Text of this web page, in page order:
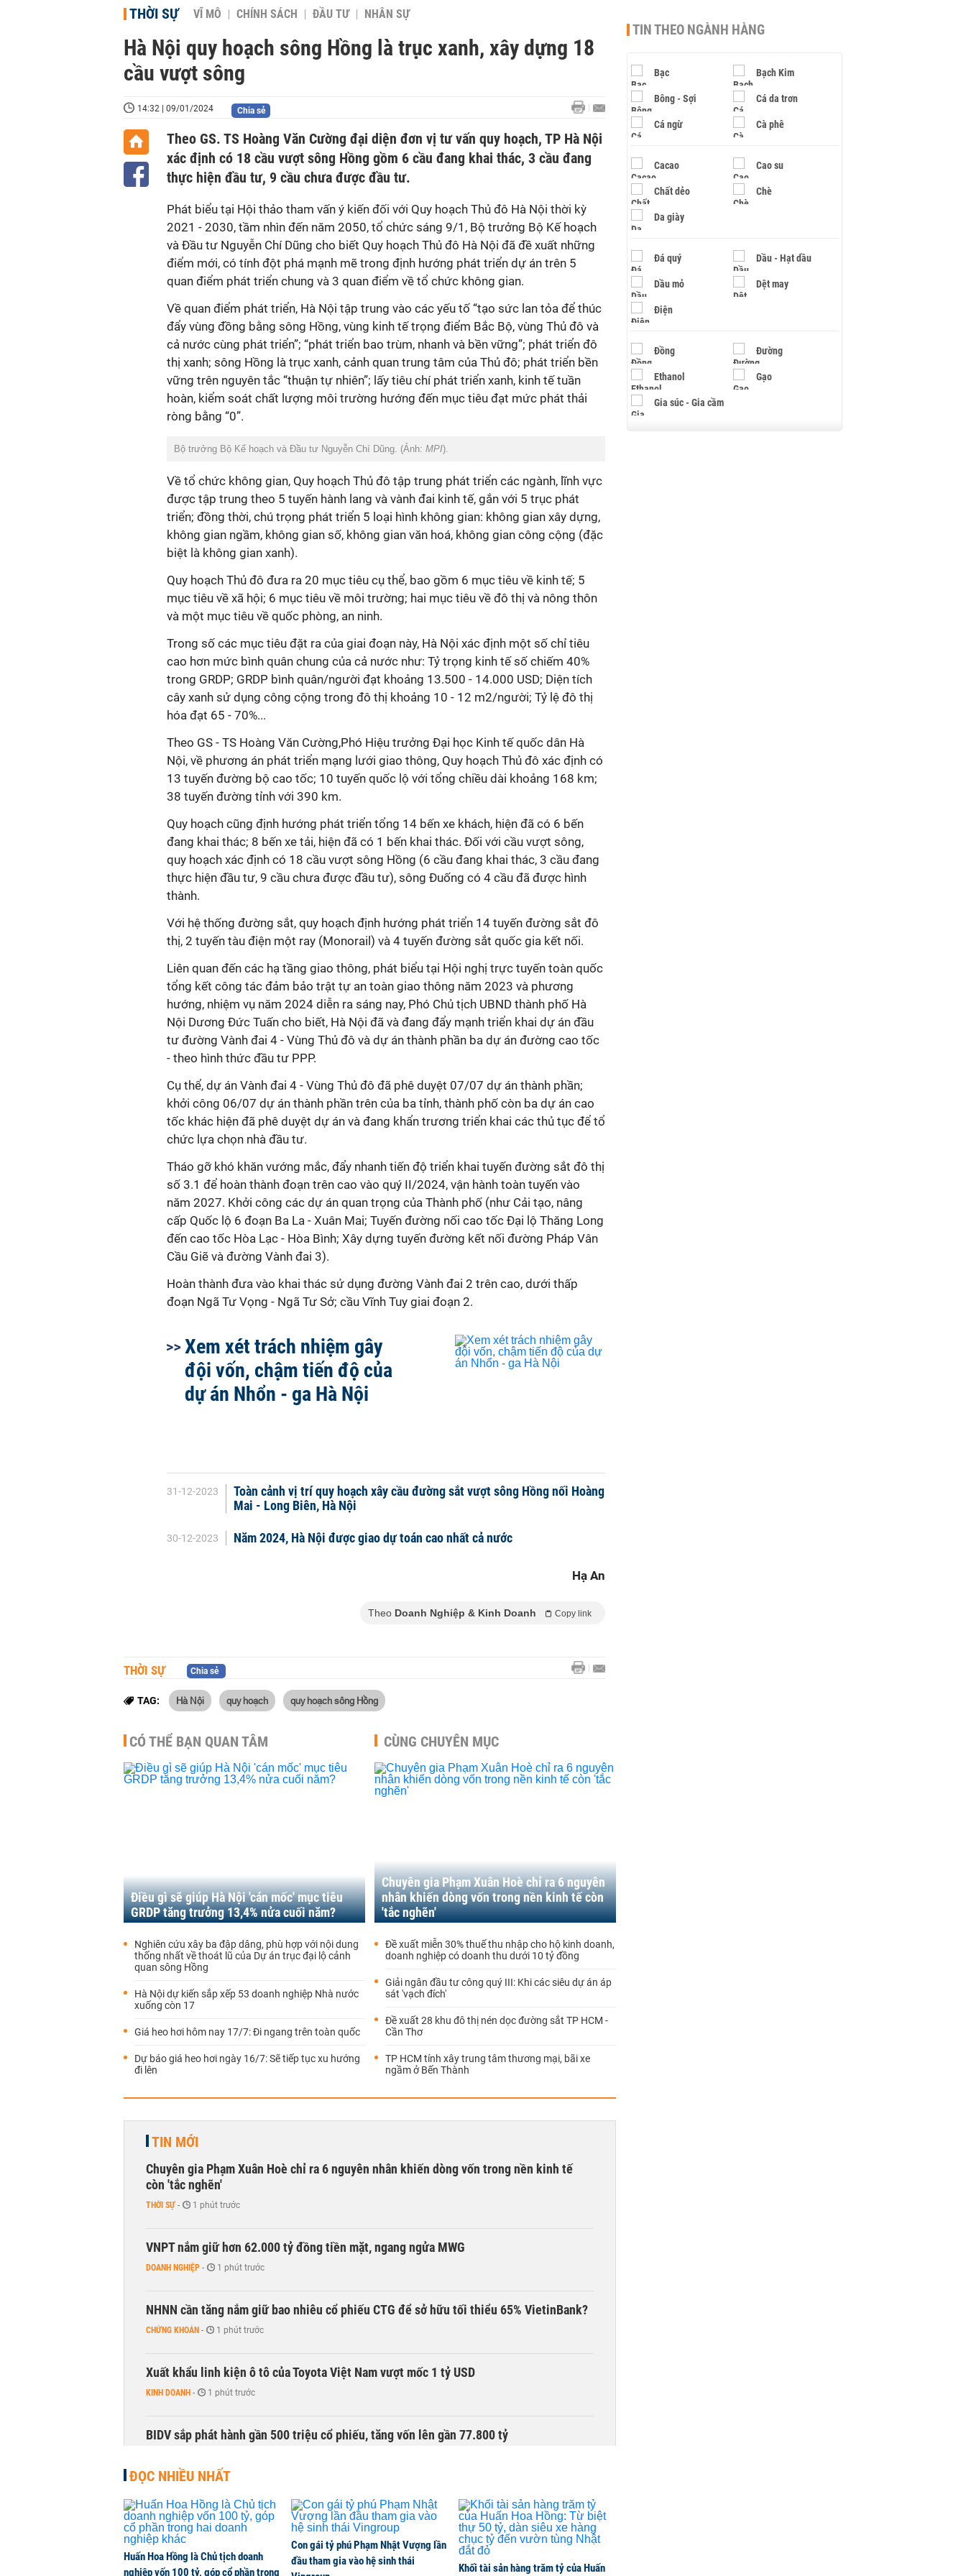
THỜI SỰ VĨ MÔ CHÍNH SÁCH ĐẦU TƯ NHÂN SỰ
Hà Nội quy hoạch sông Hồng là trục xanh, xây dựng 18
cầu vượt sông
14:32 | 09/01/2024 Chia sẻ
Theo GS. TS Hoàng Văn Cường đại diện đơn vị tư vấn quy hoạch, TP Hà Nội
xác định có 18 cầu vượt sông Hồng gồm 6 cầu đang khai thác, 3 cầu đang
thực hiện đầu tư, 9 cầu chưa được đầu tư.
Phát biểu tại Hội thảo tham vấn ý kiến đối với Quy hoạch Thủ đô Hà Nội thời kỳ
2021 - 2030, tầm nhìn đến năm 2050, tổ chức sáng 9/1, Bộ trưởng Bộ Kế hoạch
và Đầu tư Nguyễn Chí Dũng cho biết Quy hoạch Thủ đô Hà Nội đã đề xuất những
điểm mới, có tính đột phá mạnh mẽ trong định hướng phát triển dự án trên 5
quan điểm phát triển chung và 3 quan điểm về tổ chức không gian.
Về quan điểm phát triển, Hà Nội tập trung vào các yếu tố “tạo sức lan tỏa để thúc
đẩy vùng đồng bằng sông Hồng, vùng kinh tế trọng điểm Bắc Bộ, vùng Thủ đô và
cả nước cùng phát triển”; “phát triển bao trùm, nhanh và bền vững”; phát triển đô
thị xanh; sông Hồng là trục xanh, cảnh quan trung tâm của Thủ đô; phát triển bền
vững trên nguyên tắc “thuận tự nhiên”; lấy tiêu chí phát triển xanh, kinh tế tuần
hoàn, kiểm soát chất lượng môi trường hướng đến mục tiêu đạt mức phát thải
ròng bằng “0”.
Bộ trưởng Bộ Kế hoạch và Đầu tư Nguyễn Chí Dũng. (Ảnh: MPI).
Về tổ chức không gian, Quy hoạch Thủ đô tập trung phát triển các ngành, lĩnh vực
được tập trung theo 5 tuyến hành lang và vành đai kinh tế, gắn với 5 trục phát
triển; đồng thời, chú trọng phát triển 5 loại hình không gian: không gian xây dựng,
không gian ngầm, không gian số, không gian văn hoá, không gian công cộng (đặc
biệt là không gian xanh).
Quy hoạch Thủ đô đưa ra 20 mục tiêu cụ thể, bao gồm 6 mục tiêu về kinh tế; 5
mục tiêu về xã hội; 6 mục tiêu về môi trường; hai mục tiêu về đô thị và nông thôn
và một mục tiêu về quốc phòng, an ninh.
Trong số các mục tiêu đặt ra của giai đoạn này, Hà Nội xác định một số chỉ tiêu
cao hơn mức bình quân chung của cả nước như: Tỷ trọng kinh tế số chiếm 40%
trong GRDP; GRDP bình quân/người đạt khoảng 13.500 - 14.000 USD; Diện tích
cây xanh sử dụng công cộng trong đô thị khoảng 10 - 12 m2/người; Tỷ lệ đô thị
hóa đạt 65 - 70%...
Theo GS - TS Hoàng Văn Cường,Phó Hiệu trưởng Đại học Kinh tế quốc dân Hà
Nội, về phương án phát triển mạng lưới giao thông, Quy hoạch Thủ đô xác định có
13 tuyến đường bộ cao tốc; 10 tuyến quốc lộ với tổng chiều dài khoảng 168 km;
38 tuyến đường tỉnh với 390 km.
Quy hoạch cũng định hướng phát triển tổng 14 bến xe khách, hiện đã có 6 bến
đang khai thác; 8 bến xe tải, hiện đã có 1 bến khai thác. Đối với cầu vượt sông,
quy hoạch xác định có 18 cầu vượt sông Hồng (6 cầu đang khai thác, 3 cầu đang
thực hiện đầu tư, 9 cầu chưa được đầu tư), sông Đuống có 4 cầu đã được hình
thành.
Với hệ thống đường sắt, quy hoạch định hướng phát triển 14 tuyến đường sắt đô
thị, 2 tuyến tàu điện một ray (Monorail) và 4 tuyến đường sắt quốc gia kết nối.
Liên quan đến các hạ tầng giao thông, phát biểu tại Hội nghị trực tuyến toàn quốc
tổng kết công tác đảm bảo trật tự an toàn giao thông năm 2023 và phương
hướng, nhiệm vụ năm 2024 diễn ra sáng nay, Phó Chủ tịch UBND thành phố Hà
Nội Dương Đức Tuấn cho biết, Hà Nội đã và đang đẩy mạnh triển khai dự án đầu
tư đường Vành đai 4 - Vùng Thủ đô và dự án thành phần ba dự án đường cao tốc
- theo hình thức đầu tư PPP.
Cụ thể, dự án Vành đai 4 - Vùng Thủ đô đã phê duyệt 07/07 dự án thành phần;
khởi công 06/07 dự án thành phần trên của ba tỉnh, thành phố còn ba dự án cao
tốc khác hiện đã phê duyệt dự án và đang khẩn trương triển khai các thủ tục để tổ
chức lựa chọn nhà đầu tư.
Tháo gỡ khó khăn vướng mắc, đẩy nhanh tiến độ triển khai tuyến đường sắt đô thị
số 3.1 để hoàn thành đoạn trên cao vào quý II/2024, vận hành toàn tuyến vào
năm 2027. Khởi công các dự án quan trọng của Thành phố (như Cải tạo, nâng
cấp Quốc lộ 6 đoạn Ba La - Xuân Mai; Tuyến đường nối cao tốc Đại lộ Thăng Long
đến cao tốc Hòa Lạc - Hòa Bình; Xây dựng tuyến đường kết nối đường Pháp Vân
Cầu Giẽ và đường Vành đai 3).
Hoàn thành đưa vào khai thác sử dụng đường Vành đai 2 trên cao, dưới thấp
đoạn Ngã Tư Vọng - Ngã Tư Sở; cầu Vĩnh Tuy giai đoạn 2.
Xem xét trách nhiệm gây
đội vốn, chậm tiến độ của
dự án Nhổn - ga Hà Nội
31-12-2023
Toàn cảnh vị trí quy hoạch xây cầu đường sắt vượt sông Hồng nối Hoàng
Mai - Long Biên, Hà Nội
30-12-2023 Năm 2024, Hà Nội được giao dự toán cao nhất cả nước
Hạ An
Theo Doanh Nghiệp & Kinh Doanh Copy link
THỜI SỰ Chia sẻ
TAG: Hà Nội quy hoạch quy hoạch sông Hồng
CÓ THỂ BẠN QUAN TÂM
Điều gì sẽ giúp Hà Nội 'cán mốc' mục tiêu
GRDP tăng trưởng 13,4% nửa cuối năm?
Nghiên cứu xây ba đập dâng, phù hợp với nội dung
thống nhất về thoát lũ của Dự án trục đại lộ cảnh
quan sông Hồng
Hà Nội dự kiến sắp xếp 53 doanh nghiệp Nhà nước
xuống còn 17
Giá heo hơi hôm nay 17/7: Đi ngang trên toàn quốc
Dự báo giá heo hơi ngày 16/7: Sẽ tiếp tục xu hướng
đi lên
CÙNG CHUYÊN MỤC
Chuyên gia Phạm Xuân Hoè chỉ ra 6 nguyên
nhân khiến dòng vốn trong nền kinh tế còn
'tắc nghẽn'
Đề xuất miễn 30% thuế thu nhập cho hộ kinh doanh,
doanh nghiệp có doanh thu dưới 10 tỷ đồng
Giải ngân đầu tư công quý III: Khi các siêu dự án áp
sát 'vạch đích'
Đề xuất 28 khu đô thị nén dọc đường sắt TP HCM -
Cần Thơ
TP HCM tính xây trung tâm thương mại, bãi xe
ngầm ở Bến Thành
TIN MỚI
Chuyên gia Phạm Xuân Hoè chỉ ra 6 nguyên nhân khiến dòng vốn trong nền kinh tế
còn 'tắc nghẽn'
THỜI SỰ - 1 phút trước
VNPT nắm giữ hơn 62.000 tỷ đồng tiền mặt, ngang ngửa MWG
DOANH NGHIỆP - 1 phút trước
NHNN cần tăng nắm giữ bao nhiêu cổ phiếu CTG để sở hữu tối thiểu 65% VietinBank?
CHỨNG KHOÁN - 1 phút trước
Xuất khẩu linh kiện ô tô của Toyota Việt Nam vượt mốc 1 tỷ USD
KINH DOANH - 1 phút trước
BIDV sắp phát hành gần 500 triệu cổ phiếu, tăng vốn lên gần 77.800 tỷ
ĐỌC NHIỀU NHẤT
Huấn Hoa Hồng là Chủ tịch doanh
nghiệp vốn 100 tỷ, góp cổ phần trong
Con gái tỷ phú Phạm Nhật Vượng lần
đầu tham gia vào hệ sinh thái
Khối tài sản hàng trăm tỷ của Huấn
TIN THEO NGÀNH HÀNG
Bạc Bạch Kim
Bông - Sợi Cá da trơn
Cá ngừ Cà phê
Cacao Cao su
Chất dẻo Chè
Da giày
Đá quý Dầu - Hạt dầu
Dầu mỏ Dệt may
Điện
Đồng Đường
Ethanol Gạo
Gia súc - Gia cầm